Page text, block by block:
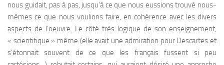
nous guidait, pas à pas, jusqu’à ce que nous eussions trouvé nous-
mêmes ce que nous voulions faire, en cohérence avec les divers
aspects de l’oeuvre. Le côté très logique de son enseignement,
« scientifique » même (elle avait une admiration pour Descartes et
s’étonnait souvent de ce que les français fussent si peu